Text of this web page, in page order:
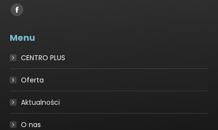
Find us on:
Facebook
opens
in
window
Menu
CENTRO PLUS
Oferta
Aktualności
O nas